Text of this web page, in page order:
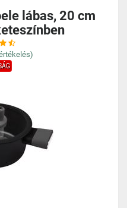
lábas, 20 cm